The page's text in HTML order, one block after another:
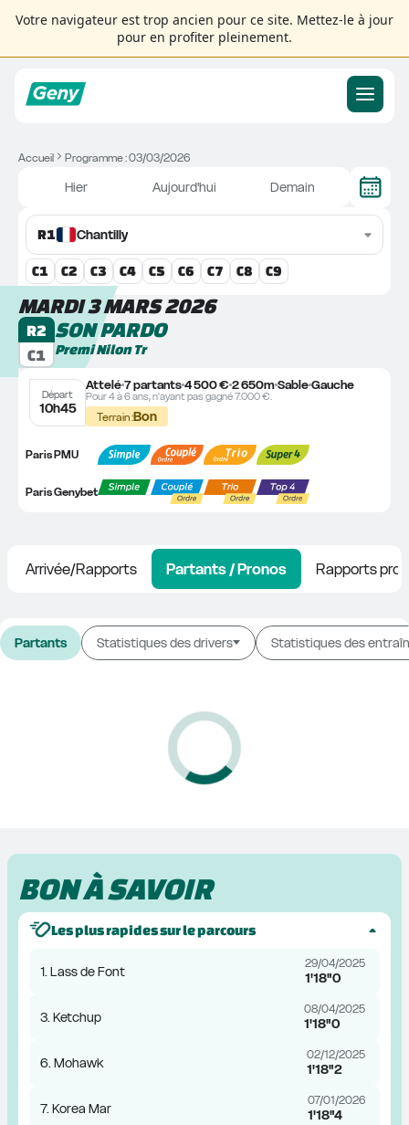
Votre navigateur est trop ancien pour ce site. Mettez-le à jour
pour en profiter pleinement.
Accueil Programme : 03/03/2026
Hier Aujourd'hui Demain
R1 Chantilly
C1 C2 C3 C4 C5 C6 C7 C8 C9
MARDI 3 MARS 2026
R2
C1
SON PARDO
Premi Nilon Tr
Départ
10h45
Attelé7 partants4 500 € 2 650mSableGauche
Pour 4 à 6 ans, n'ayant pas gagné 7.000 €.
Terrain :Bon
Paris PMU
Paris Genybet
Arrivée/Rapports Partants / Pronos Rapports
Partants Statistiques des drivers Statistiques des
BON À SAVOIR
Les plus rapides sur le parcours
1. Lass de Font 29/04/2025
1'18"0
3. Ketchup 08/04/2025
1'18"0
6. Mohawk 02/12/2025
1'18"2
7. Korea Mar 07/01/2026
1'18"4